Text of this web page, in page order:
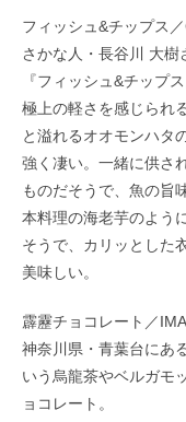
フィッシュ&チップス
さかな人・長谷川 大
『フィッシュ&チップス
極上の軽さを感じられ
と溢れるオオモンハタ
強く凄い。一緒に供さ
ものだそうで、魚の旨
本料理の海老芋のよう
そうで、カリッとした
美味しい。
霹靂チョコレート／
神奈川県・青葉台にあ
いう烏龍茶やベルガモ
ョコレート。